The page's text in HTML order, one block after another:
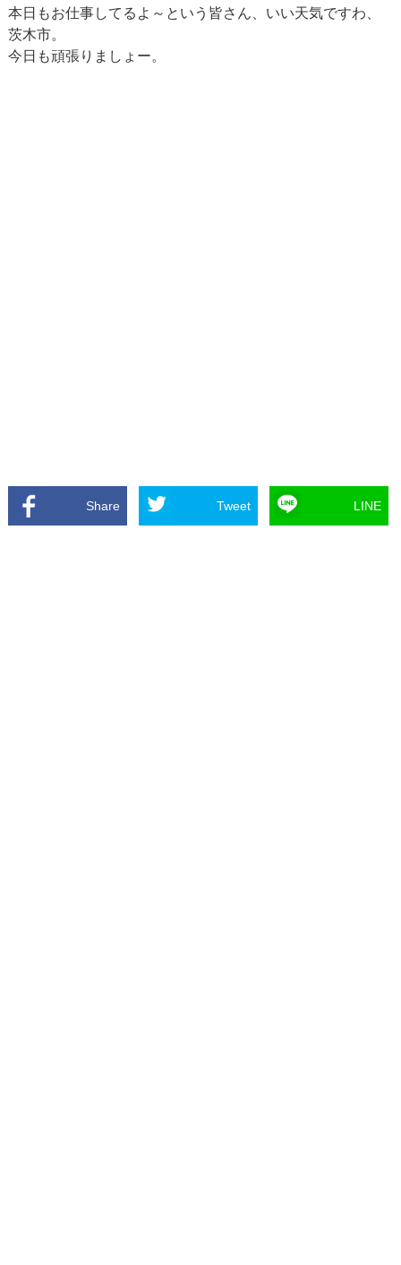
本日もお仕事してるよ～という皆さん、いい天気ですわ、
茨木市。
今日も頑張りましょー。
Share Tweet LINE